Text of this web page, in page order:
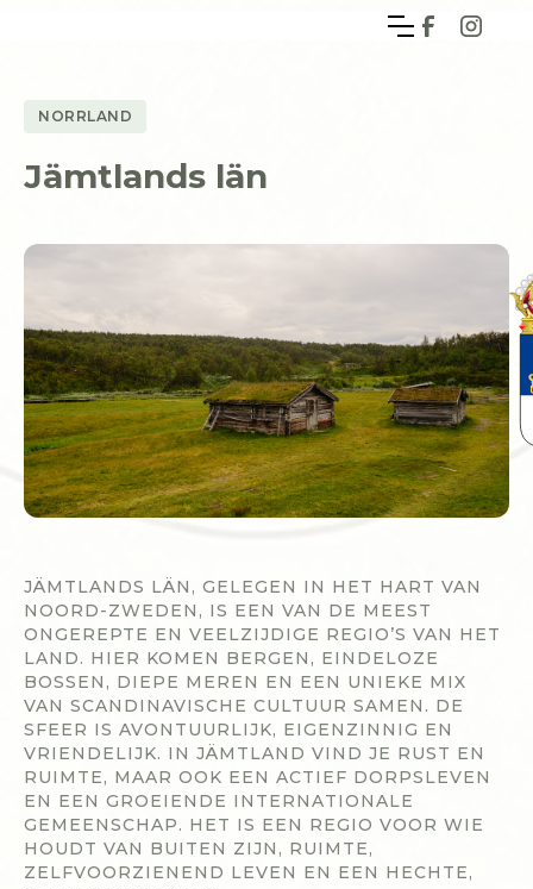
NORRLAND
Jämtlands län
JÄMTLANDS LÄN, GELEGEN IN HET HART VAN
NOORD-ZWEDEN, IS EEN VAN DE MEEST
ONGEREPTE EN VEELZIJDIGE REGIO’S VAN HET
LAND. HIER KOMEN BERGEN, EINDELOZE
BOSSEN, DIEPE MEREN EN EEN UNIEKE MIX
VAN SCANDINAVISCHE CULTUUR SAMEN. DE
SFEER IS AVONTUURLIJK, EIGENZINNIG EN
VRIENDELIJK. IN JÄMTLAND VIND JE RUST EN
RUIMTE, MAAR OOK EEN ACTIEF DORPSLEVEN
EN EEN GROEIENDE INTERNATIONALE
GEMEENSCHAP. HET IS EEN REGIO VOOR WIE
HOUDT VAN BUITEN ZIJN, RUIMTE,
ZELFVOORZIENEND LEVEN EN EEN HECHTE,